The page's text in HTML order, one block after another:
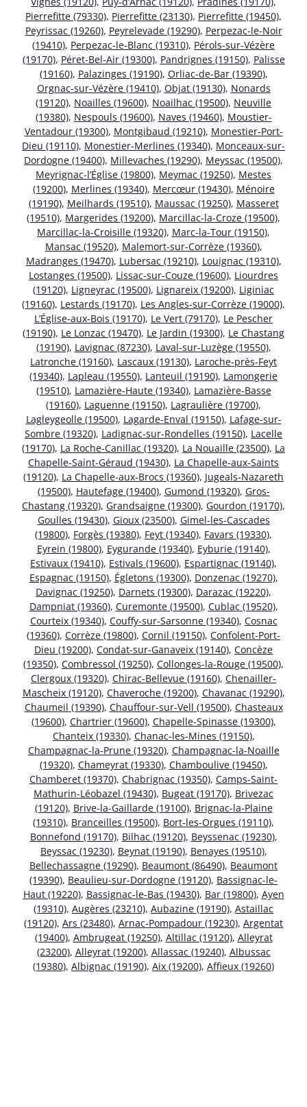
Pierrefitte (79330), Pierrefitte (23130), Pierrefitte (19450),
Peyrissac (19260), Peyrelevade (19290), Perpezac-le-Noir
(19410), Perpezac-le-Blanc (19310), Pérols-sur-Vézère
(19170), Péret-Bel-Air (19300), Pandrignes (19150), Palisse
(19160), Palazinges (19190), Orliac-de-Bar (19390),
Orgnac-sur-Vézère (19410), Objat (19130), Nonards
(19120), Noailles (19600), Noailhac (19500), Neuville
(19380), Nespouls (19600), Naves (19460), Moustier-
Ventadour (19300), Montgibaud (19210), Monestier-Port-
Dieu (19110), Monestier-Merlines (19340), Monceaux-sur-
Dordogne (19400), Millevaches (19290), Meyssac (19500),
Meyrignac-l’Église (19800), Meymac (19250), Mestes
(19200), Merlines (19340), Mercœur (19430), Ménoire
(19190), Meilhards (19510), Maussac (19250), Masseret
(19510), Margerides (19200), Marcillac-la-Croze (19500),
Marcillac-la-Croisille (19320), Marc-la-Tour (19150),
Mansac (19520), Malemort-sur-Corrèze (19360),
Madranges (19470), Lubersac (19210), Louignac (19310),
Lostanges (19500), Lissac-sur-Couze (19600), Liourdres
(19120), Ligneyrac (19500), Lignareix (19200), Liginiac
(19160), Lestards (19170), Les Angles-sur-Corrèze (19000),
L’Église-aux-Bois (19170), Le Vert (79170), Le Pescher
(19190), Le Lonzac (19470), Le Jardin (19300), Le Chastang
(19190), Lavignac (87230), Laval-sur-Luzège (19550),
Latronche (19160), Lascaux (19130), Laroche-près-Feyt
(19340), Lapleau (19550), Lanteuil (19190), Lamongerie
(19510), Lamazière-Haute (19340), Lamazière-Basse
(19160), Laguenne (19150), Lagraulière (19700),
Lagleygeolle (19500), Lagarde-Enval (19150), Lafage-sur-
Sombre (19320), Ladignac-sur-Rondelles (19150), Lacelle
(19170), La Roche-Canillac (19320), La Nouaille (23500), La
Chapelle-Saint-Géraud (19430), La Chapelle-aux-Saints
(19120), La Chapelle-aux-Brocs (19360), Jugeals-Nazareth
(19500), Hautefage (19400), Gumond (19320), Gros-
Chastang (19320), Grandsaigne (19300), Gourdon (19170),
Goulles (19430), Gioux (23500), Gimel-les-Cascades
(19800), Forgès (19380), Feyt (19340), Favars (19330),
Eyrein (19800), Eygurande (19340), Eyburie (19140),
Estivaux (19410), Estivals (19600), Espartignac (19140),
Espagnac (19150), Égletons (19300), Donzenac (19270),
Davignac (19250), Darnets (19300), Darazac (19220),
Dampniat (19360), Curemonte (19500), Cublac (19520),
Courteix (19340), Couffy-sur-Sarsonne (19340), Cosnac
(19360), Corrèze (19800), Cornil (19150), Confolent-Port-
Dieu (19200), Condat-sur-Ganaveix (19140), Concèze
(19350), Combressol (19250), Collonges-la-Rouge (19500),
Clergoux (19320), Chirac-Bellevue (19160), Chenailler-
Mascheix (19120), Chaveroche (19200), Chavanac (19290),
Chaumeil (19390), Chauffour-sur-Vell (19500), Chasteaux
(19600), Chartrier (19600), Chapelle-Spinasse (19300),
Chanteix (19330), Chanac-les-Mines (19150),
Champagnac-la-Prune (19320), Champagnac-la-Noaille
(19320), Chameyrat (19330), Chamboulive (19450),
Chamberet (19370), Chabrignac (19350), Camps-Saint-
Mathurin-Léobazel (19430), Bugeat (19170), Brivezac
(19120), Brive-la-Gaillarde (19100), Brignac-la-Plaine
(19310), Branceilles (19500), Bort-les-Orgues (19110),
Bonnefond (19170), Bilhac (19120), Beyssenac (19230),
Beyssac (19230), Beynat (19190), Benayes (19510),
Bellechassagne (19290), Beaumont (86490), Beaumont
(19390), Beaulieu-sur-Dordogne (19120), Bassignac-le-
Haut (19220), Bassignac-le-Bas (19430), Bar (19800), Ayen
(19310), Augères (23210), Aubazine (19190), Astaillac
(19120), Ars (23480), Arnac-Pompadour (19230), Argentat
(19400), Ambrugeat (19250), Altillac (19120), Alleyrat
(23200), Alleyrat (19200), Allassac (19240), Albussac
(19380), Albignac (19190), Aix (19200), Affieux (19260)